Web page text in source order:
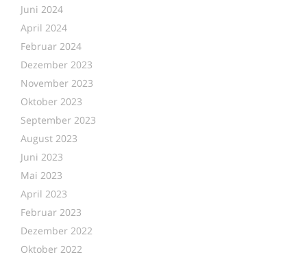
Juni 2024
April 2024
Februar 2024
Dezember 2023
November 2023
Oktober 2023
September 2023
August 2023
Juni 2023
Mai 2023
April 2023
Februar 2023
Dezember 2022
Oktober 2022